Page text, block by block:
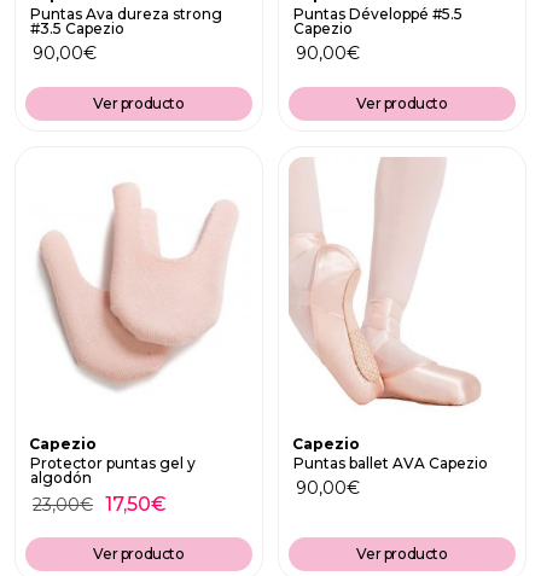
Puntas Ava dureza strong
#3.5 Capezio
90,00€
Ver producto
Puntas Développé #5.5
Capezio
90,00€
Ver producto
Capezio
Protector puntas gel y
algodón
23,00€ 17,50€
Ver producto
Capezio
Puntas ballet AVA Capezio
90,00€
Ver producto